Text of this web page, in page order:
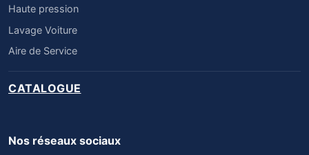
Haute pression
Lavage Voiture
Aire de Service
CATALOGUE
Nos réseaux sociaux